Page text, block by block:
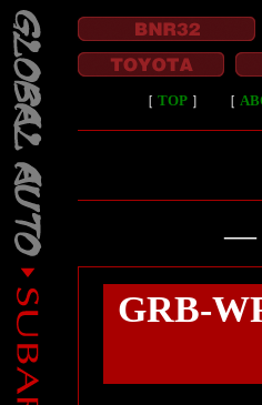
［ TOP］ ［
―
GRB-